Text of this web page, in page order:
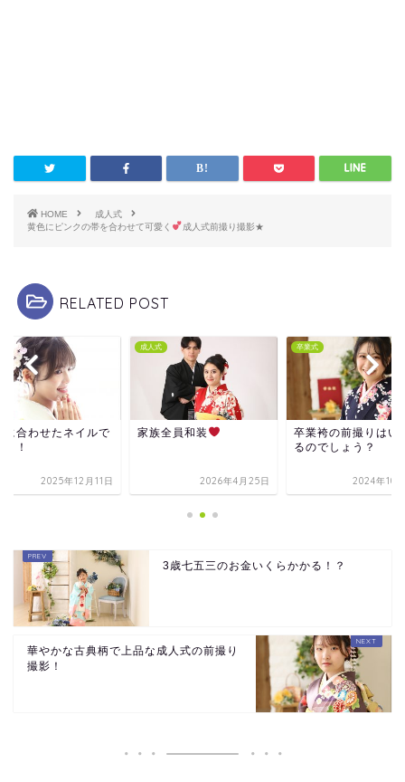
HOME
成人式
黄色にピンクの帯を合わせて可愛く
成人式前撮り撮影★
RELATED POST
に合わせたネイルで
！
2025年12月11日
成人式
家族全員和装
2026年4月25日
卒業式
卒業袴の前撮りはい
るのでしょう？
2024年10
3歳七五三のお金いくらかかる！？
華やかな古典柄で上品な成人式の前撮り
撮影！